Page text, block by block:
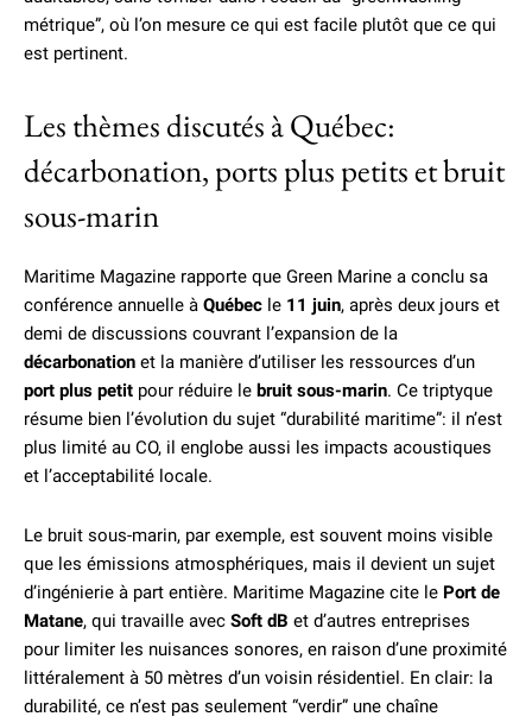
métrique”, où l’on mesure ce qui est facile plutôt que ce qui
est pertinent.
Les thèmes discutés à Québec:
décarbonation, ports plus petits et bruit
sous-marin
Maritime Magazine rapporte que Green Marine a conclu sa
conférence annuelle à Québec le 11 juin, après deux jours et
demi de discussions couvrant l’expansion de la
décarbonation et la manière d’utiliser les ressources d’un
port plus petit pour réduire le bruit sous-marin. Ce triptyque
résume bien l’évolution du sujet “durabilité maritime”: il n’est
plus limité au CO, il englobe aussi les impacts acoustiques
et l’acceptabilité locale.
Le bruit sous-marin, par exemple, est souvent moins visible
que les émissions atmosphériques, mais il devient un sujet
d’ingénierie à part entière. Maritime Magazine cite le Port de
Matane, qui travaille avec Soft dB et d’autres entreprises
pour limiter les nuisances sonores, en raison d’une proximité
littéralement à 50 mètres d’un voisin résidentiel. En clair: la
durabilité, ce n’est pas seulement “verdir” une chaîne